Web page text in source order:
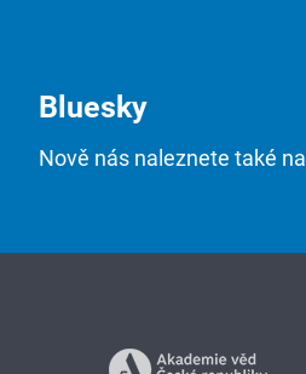
Bluesky
Nově nás naleznete také na